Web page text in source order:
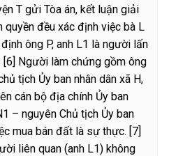
T gửi Tòa án, kết luận giải
quyền đều xác định việc bà L
ông P, anh L1 là người lấn
[6] Người làm chứng gồm ông
tịch Ủy ban nhân dân xã H,
cán bộ địa chính Ủy ban
– nguyên Chủ tịch Ủy ban
mua bán đất là sự thực. [7]
liên quan (anh L1) không